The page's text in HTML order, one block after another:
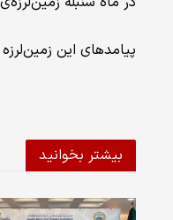
پیامدهای این
بیشتر بخوانید